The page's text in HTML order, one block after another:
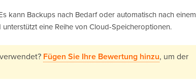
kann Backups nach Bedarf oder automatisch nach einem
eine Reihe von Cloud-Speicheroptionen.
Fügen Sie Ihre Bewertung hinzu, um der